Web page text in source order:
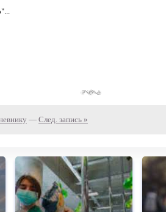
— След. запись »